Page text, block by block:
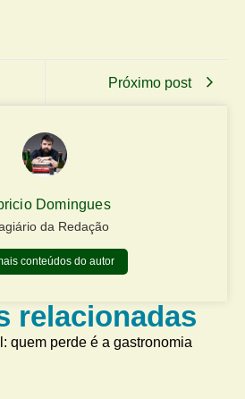
Próximo post
Domingues
da Redação
conteúdos do autor
relacionadas